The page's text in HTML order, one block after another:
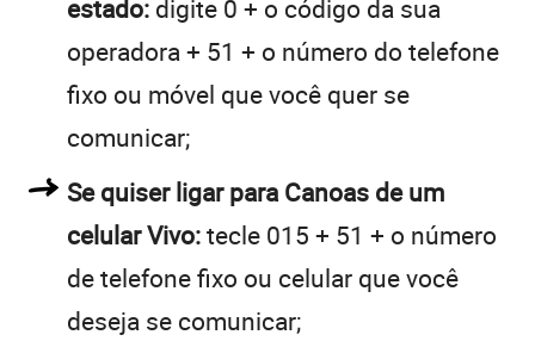
estado: digite 0 + o código da sua
operadora + 51 + o número do telefone
fixo ou móvel que você quer se
comunicar;
Se quiser ligar para Canoas de um
celular Vivo:tecle 015 + 51 + o número
de telefone fixo ou celular que você
deseja se comunicar;